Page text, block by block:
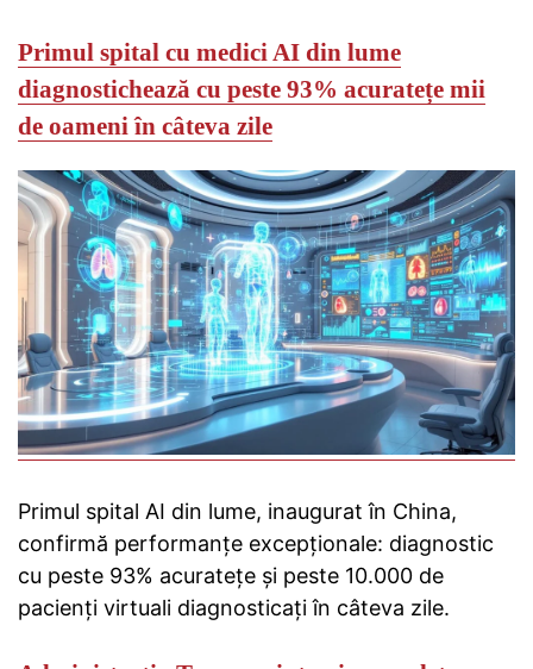
Primul spital cu medici AI din lume
diagnostichează cu peste 93% acuratețe mii
de oameni în câteva zile
Primul spital AI din lume, inaugurat în China,
confirmă performanțe excepționale: diagnostic
cu peste 93% acuratețe și peste 10.000 de
pacienți virtuali diagnosticați în câteva zile.